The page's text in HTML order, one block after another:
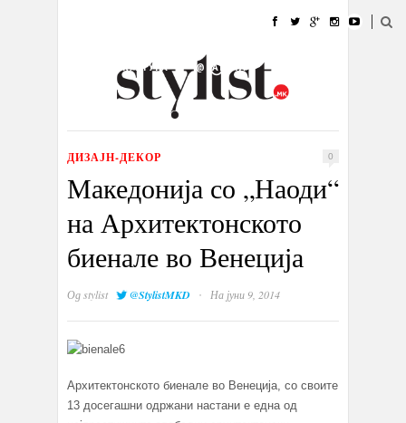
УБАВИНА
КУЛТУРА @РАБОТА
ИЗЛОГ
ДИЗАЈН-ДЕКОР 0
Македонија со „Наоди“
на Архитектонското
биенале во Венеција
Одstylist @StylistMKD · На јуни 9, 2014
Архитектонското биенале во Венеција, со своите
13 досегашни одржани настани е една од